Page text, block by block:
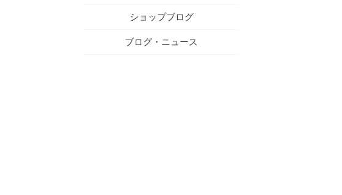
ショップブログ
ブログ・ニュース